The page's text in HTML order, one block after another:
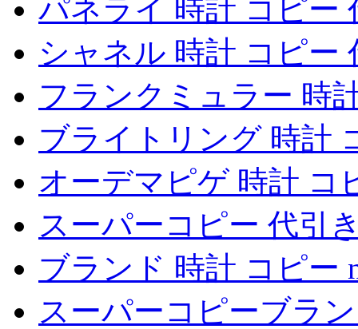
パネライ 時計 コピー
シャネル 時計 コピー
フランクミュラー 時
ブライトリング 時計
オーデマピゲ 時計 コ
スーパーコピー 代引
ブランド 時計 コピー
スーパーコピーブラ